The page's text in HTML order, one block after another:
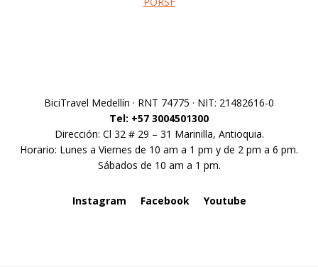
BiciTravel Medellín · RNT 74775 · NIT: 21482616-0
Tel: +57 3004501300
Dirección: Cl 32 # 29 – 31 Marinilla, Antioquia.
Horario: Lunes a Viernes de 10 am a 1 pm y de 2 pm a 6 pm.
Sábados de 10 am a 1 pm.
Instagram Facebook Youtube